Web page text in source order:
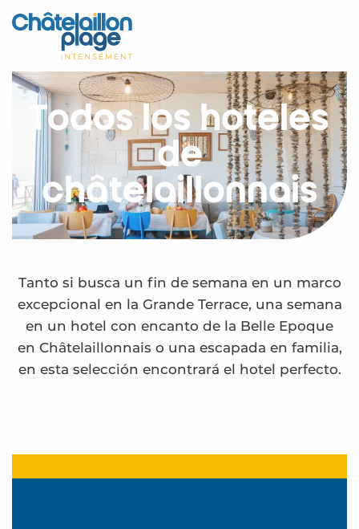
Aller
au
principal
Inicio – ES
Descubra
Actividades
Vivir
Citas
Su estancia - ES
Hoteles
Todos los hoteles
de
châtelaillonnais
Tanto si busca un fin de semana en un marco
excepcional en la Grande Terrace, una semana
en un hotel con encanto de la Belle Epoque
en Châtelaillonnais o una escapada en familia,
en esta selección encontrará el hotel perfecto.
Hôtel Ibis Styles